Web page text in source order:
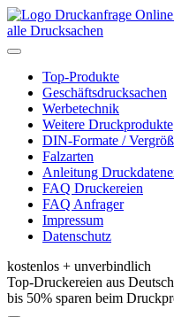
alle Drucksachen
Toggle
navigationTop-Produkte
Geschäftsdrucksachen
Werbetechnik
Weitere Druckprodukte
DIN-Formate /
Falzarten
Anleitung
FAQ Druckereien
FAQ Anfrager
Impressum
Datenschutz
kostenlos + unverbindlich
Top-Druckereien aus
bis 50% sparen beim